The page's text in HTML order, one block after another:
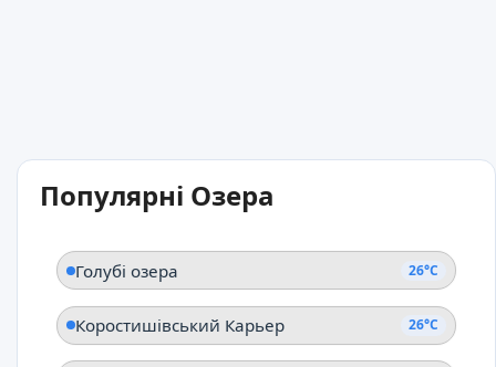
Популярні Озера
Голубі озера 26°C
Коростишівський Карьер 26°C